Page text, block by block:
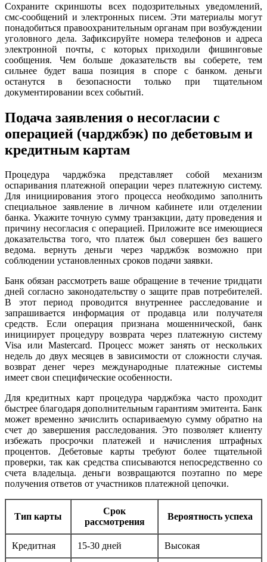
Сохраните скриншоты всех подозрительных уведомлений,
смс-сообщений и электронных писем. Эти материалы могут
понадобиться правоохранительным органам при возбуждении
уголовного дела. Зафиксируйте номера телефонов и адреса
электронной почты, с которых приходили фишинговые
сообщения. Чем больше доказательств вы соберете, тем
сильнее будет ваша позиция в споре с банком. деньги
останутся в безопасности только при тщательном
документировании всех событий.
Подача заявления о несогласии с
операцией (чарджбэк) по дебетовым и
кредитным картам
Процедура чарджбэка представляет собой механизм
оспаривания платежной операции через платежную систему.
Для инициирования этого процесса необходимо заполнить
специальное заявление в личном кабинете или отделении
банка. Укажите точную сумму транзакции, дату проведения и
причину несогласия с операцией. Приложите все имеющиеся
доказательства того, что платеж был совершен без вашего
ведома. вернуть деньги через чарджбэк возможно при
соблюдении установленных сроков подачи заявки.
Банк обязан рассмотреть ваше обращение в течение тридцати
дней согласно законодательству о защите прав потребителей.
В этот период проводится внутреннее расследование и
запрашивается информация от продавца или получателя
средств. Если операция признана мошеннической, банк
инициирует процедуру возврата через платежную систему
Visa или Mastercard. Процесс может занять от нескольких
недель до двух месяцев в зависимости от сложности случая.
возврат денег через международные платежные системы
имеет свои специфические особенности.
Для кредитных карт процедура чарджбэка часто проходит
быстрее благодаря дополнительным гарантиям эмитента. Банк
может временно зачислить оспариваемую сумму обратно на
счет до завершения расследования. Это позволяет клиенту
избежать просрочки платежей и начисления штрафных
процентов. Дебетовые карты требуют более тщательной
проверки, так как средства списываются непосредственно со
счета владельца. деньги возвращаются поэтапно по мере
получения ответов от участников платежной цепочки.
Тип карты
Срок
рассмотрения
Вероятность успеха
Кредитная 15-30 дней Высокая